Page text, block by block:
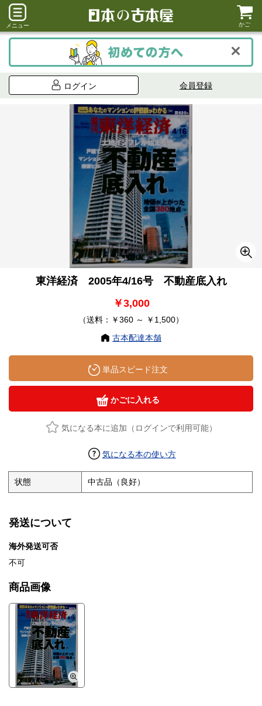
メニュー かご
ログイン 会員登録
東洋経済 2005年4/16号 不動産底入れ
￥3,000
（送料：￥360 ～ ￥1,500）
古本配達本舗
単品スピード注文
かごに入れる
気になる本に追加（ログインで利用可能）
気になる本の使い方
状態 中古品（良好）
発送について
海外発送可否
不可
商品画像